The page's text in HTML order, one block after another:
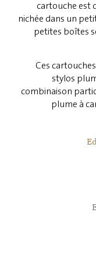
cartouche est
nichée dans un
petites boîtes
Ces
stylos
combinaison
plume à